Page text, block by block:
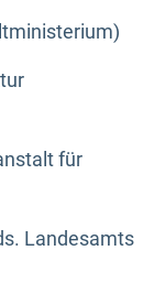
für
Landesamts